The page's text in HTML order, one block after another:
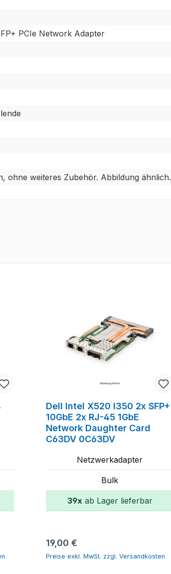
PCIe Network Adapter
ohne weiteres Zubehör. Abbildung ähnlich.
Dell Intel X520 I350 2x SFP+
10GbE 2x RJ-45 1GbE
Network Daughter Card
C63DV 0C63DV
Netzwerkadapter
Bulk
39x ab Lager lieferbar
Regulärer Preis:
19,00 €
Preise exkl. MwSt. zzgl. Versandkosten